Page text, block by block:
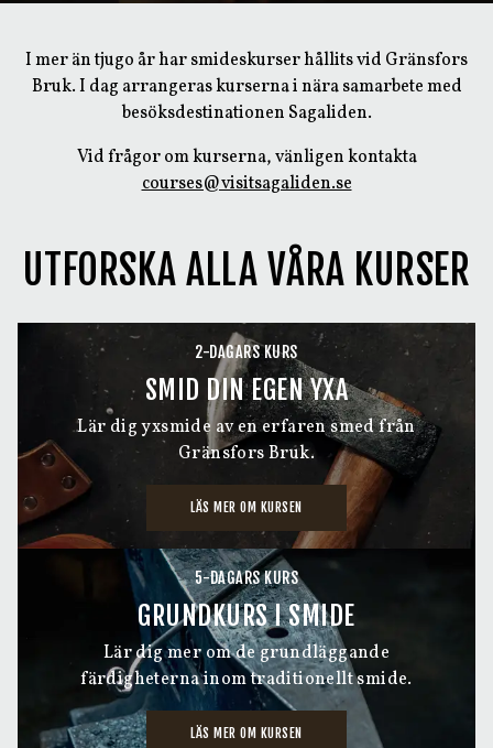
I mer än tjugo år har smideskurser hållits vid Gränsfors
Bruk. I dag arrangeras kurserna i nära samarbete med
besöksdestinationen Sagaliden.
Vid frågor om kurserna, vänligen kontakta
courses@visitsagaliden.se
UTFORSKA ALLA VÅRA KURSER
2-DAGARS KURS
SMID DIN EGEN YXA
Lär dig yxsmide av en erfaren smed från
Gränsfors Bruk.
LÄS MER OM KURSEN
5-DAGARS KURS
GRUNDKURS I SMIDE
Lär dig mer om de grundläggande
färdigheterna inom traditionellt smide.
LÄS MER OM KURSEN